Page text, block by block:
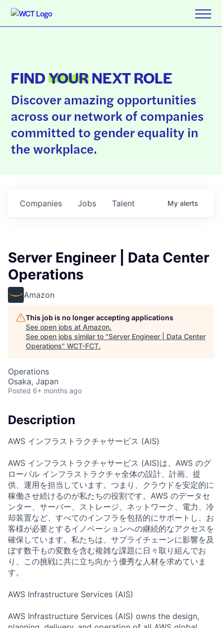
FINDYOURNEXT ROLE
Discover amazing opportunities
across our network of companies
committed to gender equality in
the workplace.
Jobs
Companies Talent My alerts
Server Engineer | Data Center
Operations
Amazon
This job is no longer accepting applications
See open jobs at Amazon.
See open jobs similar to "Server Engineer | Data Center
Operations" WCT-FCT.
Operations
Osaka, Japan
Posted 6+ months ago
Description
AWS インフラストラクチャサービス (AIS)
AWS インフラストラクチャサービス (AIS)は、AWS のグ
ローバル インフラストラクチャ全体の設計、計画、提
供、運用を担当しています。つまり、クラウドを安定的に
稼働させ続けるのが私たちの役割です。AWS のデータセ
ンター、サーバー、ストレージ、ネットワーク、電力、冷
却装置など、すべてのインフラを包括的にサポートし、お
客様が必要とするイノベーションへの継続的なアクセスを
確保しています。私たちは、サプライチェーンに影響を及
ぼす数千もの変数を含む複雑な課題に日々取り組んでお
り、この挑戦に共に立ち向かう優秀な人材を求めていま
す。
AWS Infrastructure Services (AIS)
AWS Infrastructure Services (AIS) owns the design,